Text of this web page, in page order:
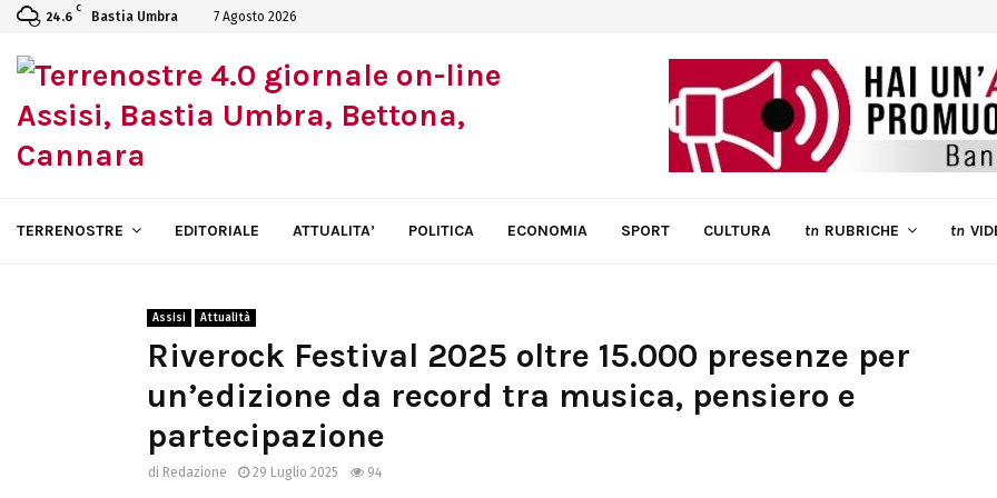
24.6
C
Bastia Umbra 7 Agosto 2026
TERRENOSTRE EDITORIALE ATTUALITA’ POLITICA ECONOMIA SPORT CULTURA tn RUBRICHE tn
Assisi Attualità
Riverock Festival 2025 oltre 15.000 presenze per
un’edizione da record tra musica, pensiero e
partecipazione
di Redazione 29 Luglio 2025 94